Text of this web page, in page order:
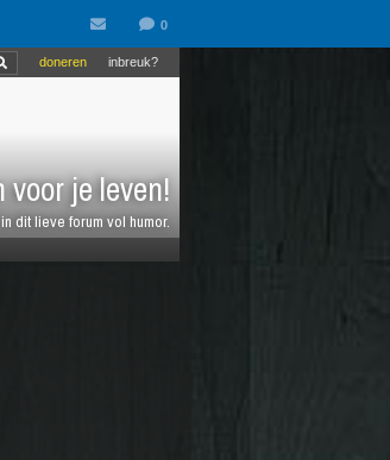
je leven!
dit lieve forum vol humor.
inbreuk?
doneren